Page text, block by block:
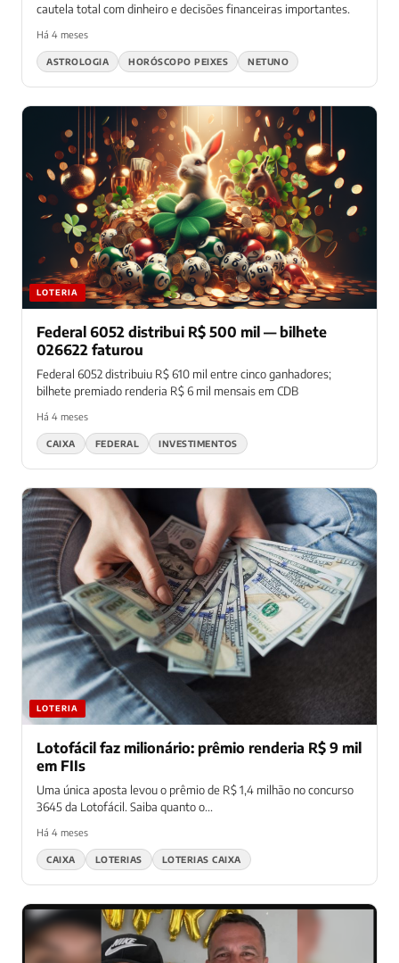
cautela total com dinheiro e decisões financeiras importantes.
Há 4 meses
ASTROLOGIA HORÓSCOPO PEIXES NETUNO
LOTERIA
Federal 6052 distribui R$ 500 mil — bilhete
026622 faturou
Federal 6052 distribuiu R$ 610 mil entre cinco ganhadores;
bilhete premiado renderia R$ 6 mil mensais em CDB
Há 4 meses
CAIXA FEDERAL INVESTIMENTOS
LOTERIA
Lotofácil faz milionário: prêmio renderia R$ 9 mil
em FIIs
Uma única aposta levou o prêmio de R$ 1,4 milhão no concurso
3645 da Lotofácil. Saiba quanto o...
Há 4 meses
CAIXA LOTERIAS LOTERIAS CAIXA